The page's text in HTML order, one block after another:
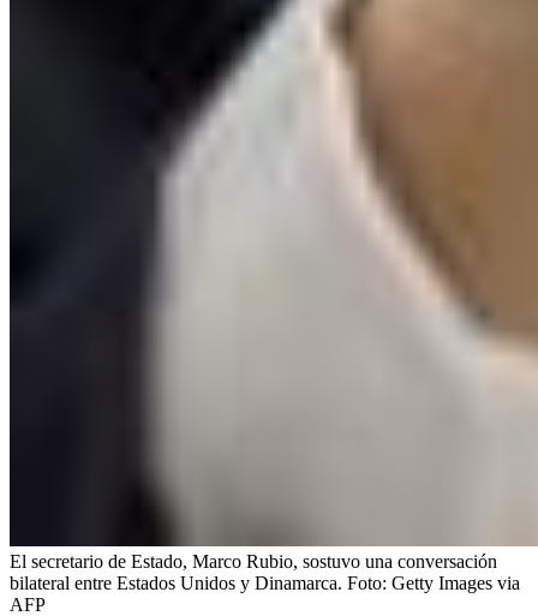
El secretario de Estado, Marco Rubio, sostuvo una conversación
bilateral entre Estados Unidos y Dinamarca. Foto: Getty Images via
AFP